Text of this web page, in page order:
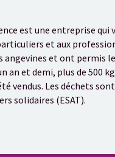
est une entreprise
et aux
angevines et ont permis
an et demi, plus de 500
vendus. Les déchets
solidaires (ESAT).